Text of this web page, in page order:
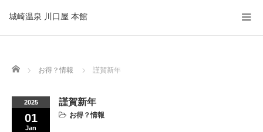
城崎温泉 川口屋 本館
Home お得？情報 謹賀新年
2025
01
Jan
謹賀新年
お得？情報